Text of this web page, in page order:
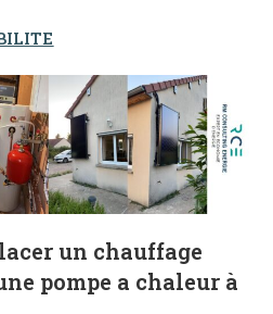
un chauffage
pompe a chaleur à